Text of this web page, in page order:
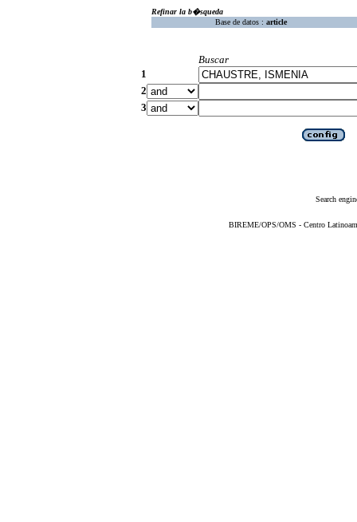
Refinar la b�squeda
Base de datos : article
Buscar
1
2
3
Search
BIREME/OPS/OMS - Centro